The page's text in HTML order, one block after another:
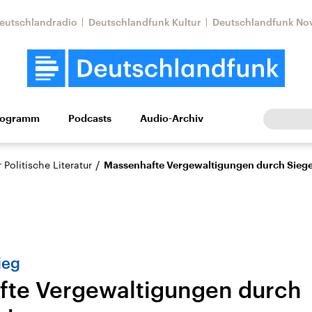
Deutschlandfunk Kultur Deutschlandfunk
Wissen Kultur Europa
Nahostkonflikt
Aktuelle Lage und
Iran
Podcasts Audio-Archiv
Politische Literatur / Massenhafte Vergewaltigungen durch
Vergewaltigungen durch